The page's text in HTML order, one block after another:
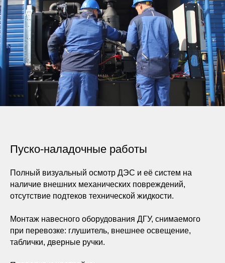
Пуско-наладочные работы
Полный визуальный осмотр ДЭС и её систем на
наличие внешних механических повреждений,
отсутствие подтеков технической жидкости.
Монтаж навесного оборудования ДГУ, снимаемого
при перевозке: глушитель, внешнее освещение,
таблички, дверные ручки.